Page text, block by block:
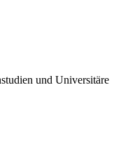
und Universitäre